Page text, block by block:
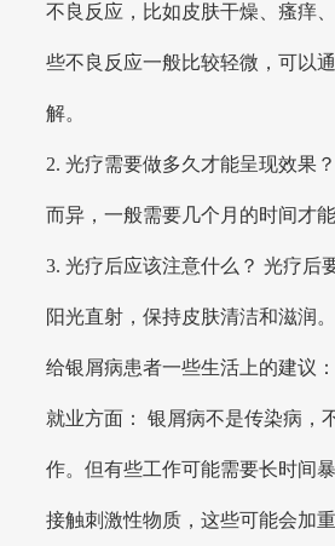
不良反应，比如皮肤干燥、瘙痒
些不良反应一般比较轻微，可以
解。
2. 光疗需要做多久才能呈现效果
而异，一般需要几个月的时间才
3. 光疗后应该注意什么？ 光疗后
阳光直射，保持皮肤清洁和滋润。
给银屑病患者一些生活上的建议：
就业方面： 银屑病不是传染病，
作。但有些工作可能需要长时间
接触刺激性物质，这些可能会加